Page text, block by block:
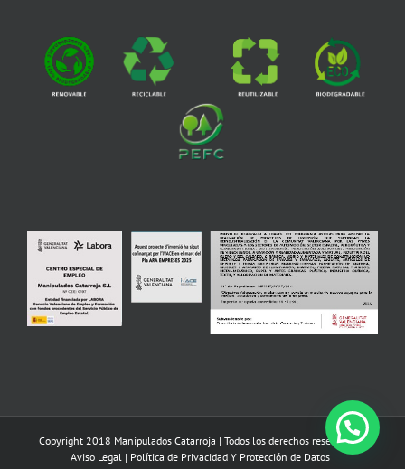
Copyright 2018 Manipulados Catarroja | Todos los derechos reservados |
Aviso Legal | Política de Privacidad Y Protección de Datos|